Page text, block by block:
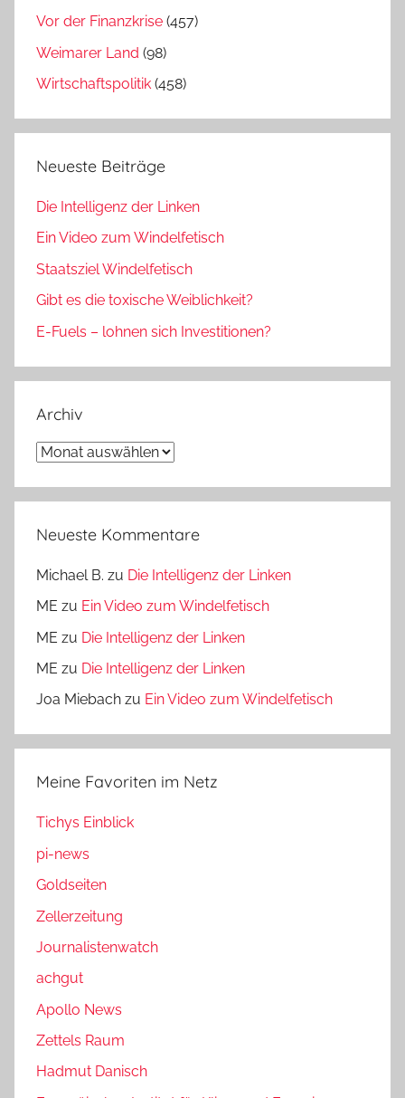
Vor der Finanzkrise (457)
Weimarer Land (98)
Wirtschaftspolitik (458)
Neueste Beiträge
Die Intelligenz der Linken
Ein Video zum Windelfetisch
Staatsziel Windelfetisch
Gibt es die toxische Weiblichkeit?
E-Fuels – lohnen sich Investitionen?
Archiv
Archiv
Neueste Kommentare
Michael B. zu Die Intelligenz der Linken
ME zu Ein Video zum Windelfetisch
ME zu Die Intelligenz der Linken
ME zu Die Intelligenz der Linken
Joa Miebach zu Ein Video zum Windelfetisch
Meine Favoriten im Netz
Tichys Einblick
pi-news
Goldseiten
Zellerzeitung
Journalistenwatch
achgut
Apollo News
Zettels Raum
Hadmut Danisch